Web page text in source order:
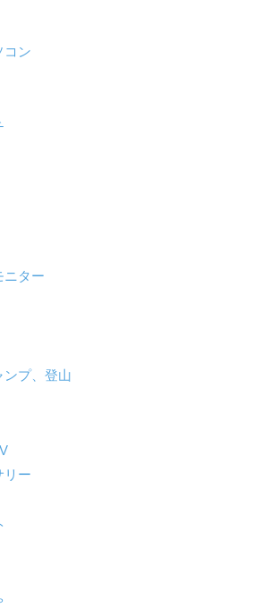
コン
ニター
ンプ、登山
リー